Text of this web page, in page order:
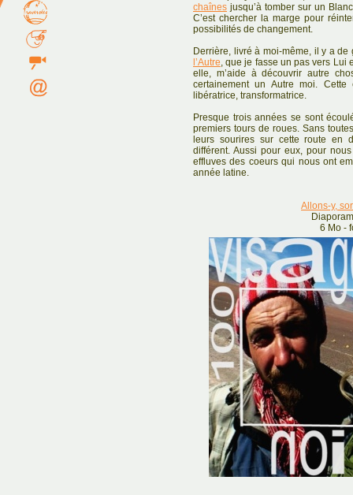
chaînes jusqu’à tomber sur un
C’est chercher la marge pour
possibilités de changement.
Derrière, livré à moi-même, il y a
l’Autre, que je fasse un pas vers Lui
elle, m’aide à découvrir autre
certainement un Autre moi. Cette
libératrice, transformatrice.
Presque trois années se sont
premiers tours de roues. Sans
leurs sourires sur cette route en
différent. Aussi pour eux, pour
effluves des coeurs qui nous ont
année latine.
Allons-y,
6 Mo -